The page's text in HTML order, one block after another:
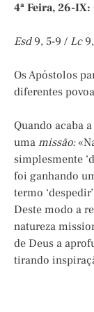
4ª Feira, 26-IX:
Esd9, 5-9 / Lc
Os Apóstolos
diferentes
Quando acaba
uma missão:
simplesmente
foi ganhando
termo
Deste modo a
natureza
de Deus a
tirando